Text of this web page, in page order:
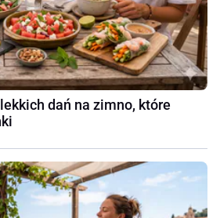
dań na zimno, które